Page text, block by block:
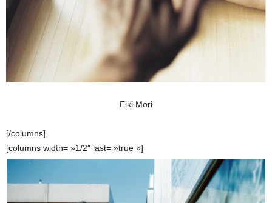
Eiki Mori
[/columns]
[columns width= »1/2″ last= »true »]